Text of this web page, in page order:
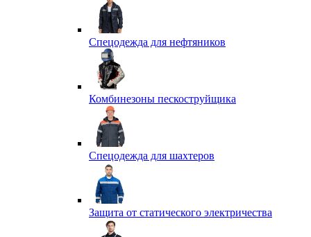
Спецодежда для нефтяников
Комбинезоны пескоструйщика
Спецодежда для шахтеров
Защита от статического электричества